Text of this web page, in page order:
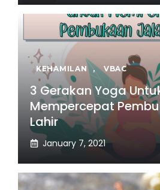
KEHAMILAN , VBAC
3 Gerakan Yoga
Mempercepat
Lahir
January 7, 2021